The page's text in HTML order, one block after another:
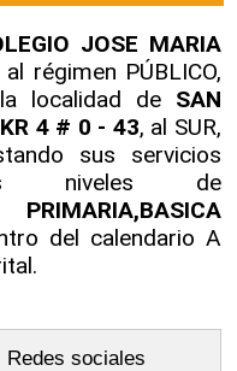
JOSE MARIA
régimen PÚBLICO,
localidad de SAN
KR 4 # 0 - 43, al SUR,
sus servicios
niveles de
del calendario A
Redes sociales